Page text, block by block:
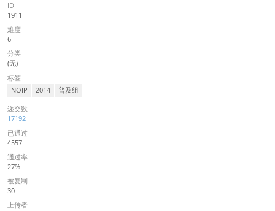
ID
1911
难度
6
分类
(无)
标签
NOIP 2014 普及组
递交数
17192
已通过
4557
通过率
27%
被复制
30
上传者